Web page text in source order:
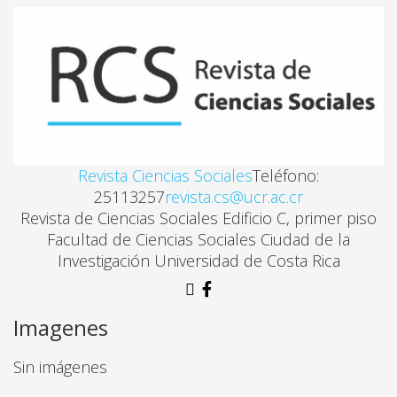
LA MASCARA DIABOLICA: LA EFICIENCIA DEL
Oscar Delgado
Carmen Delgado Alvarez
CULTURA POPULAR, MITOLOGIA RELIGIOSA Y
Yamileth Gonzalez, Maria Perez Yglesias
Marielos Aguilar
Revista Ciencias SocialesTeléfono:
25113257revista.cs@ucr.ac.cr
Revista de Ciencias Sociales Edificio C, primer piso
Facultad de Ciencias Sociales Ciudad de la
Investigación Universidad de Costa Rica
Imagenes
Sin imágenes